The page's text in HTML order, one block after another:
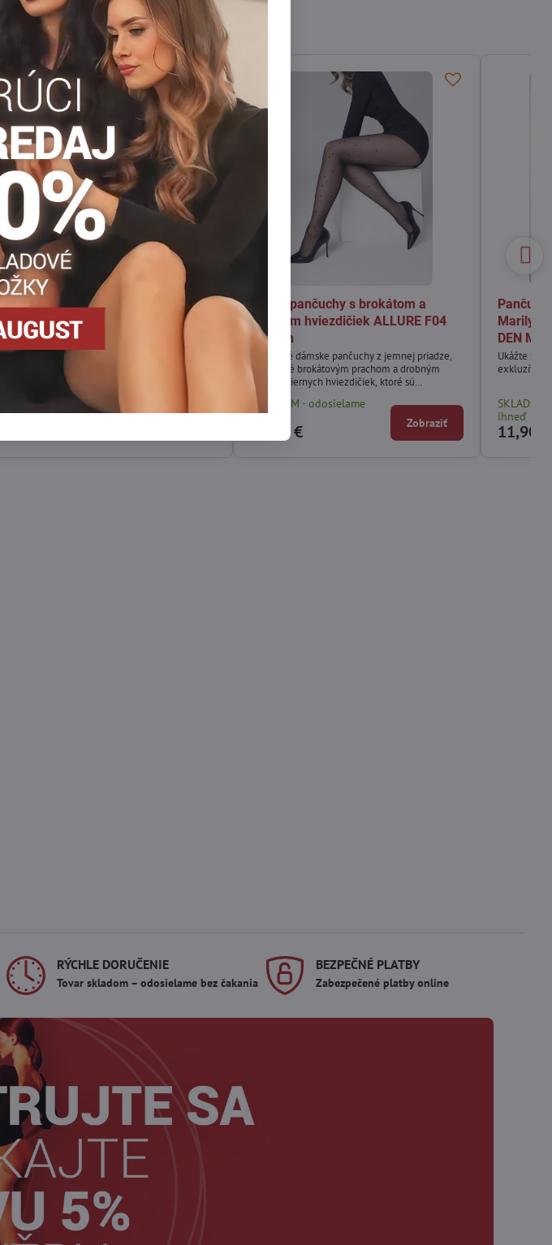
Tenké pančuchy so zamatovými
detailmi ALLURE F13 Marilyn
Ľahké dámske pančuchy so zamatovými
detailmi, ktoré spájajú jemnosť transparentnej
SKLADOM - odosielame
ihneď
Tenké pančuchy s brokátom a
motívom hviezdičiek ALLURE F04
Marilyn
Priesvitné dámske pančuchy z jemnej priadze,
ozdobené brokátovým prachom a drobným
vzorom čiernych hviezdičiek, ktoré sú
rovnomerne rozmiestnené po celej dĺžke nôh.
SKLADOM - odosielame
ihneď
12,90 € Zobraziť
Marilyn
DEN
Ukážte
ihneď
11,90 €
RÝCHLE DORUČENIE
Tovar skladom – odosielame bez čakania
BEZPEČNÉ PLATBY
Zabezpečené platby online